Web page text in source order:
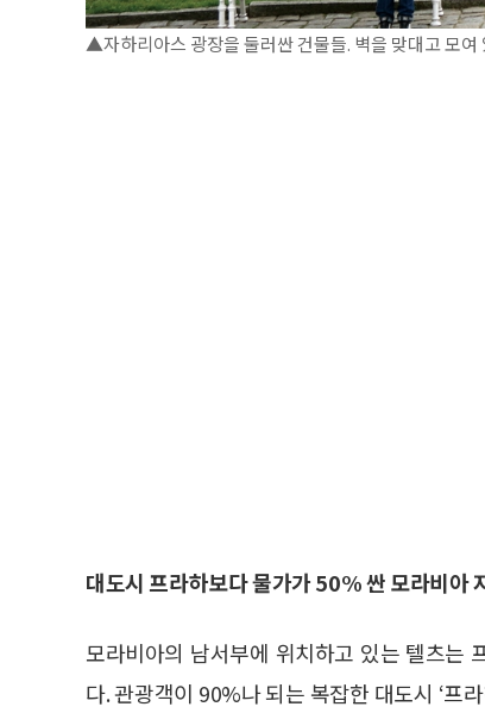
▲자하리아스 광장을 둘러싼 건물들. 벽을 맞대고 모여
대도시 프라하보다 물가가 50% 싼 모라비아
모라비아의 남서부에 위치하고 있는 텔츠는
다. 관광객이 90%나 되는 복잡한 대도시 ‘프